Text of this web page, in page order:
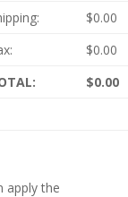
$0.00
$0.00
$0.00
apply the